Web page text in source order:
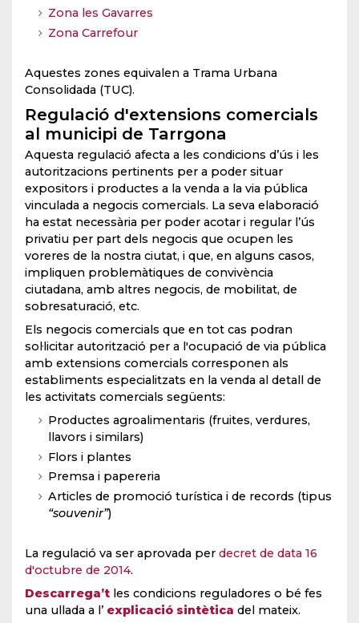
Zona les Gavarres
Zona Carrefour
Aquestes zones equivalen a Trama Urbana
Consolidada (TUC).
Regulació d'extensions comercials
al municipi de Tarrgona
Aquesta regulació afecta a les condicions d’ús i les
autoritzacions pertinents per a poder situar
expositors i productes a la venda a la via pública
vinculada a negocis comercials. La seva elaboració
ha estat necessària per poder acotar i regular l’ús
privatiu per part dels negocis que ocupen les
voreres de la nostra ciutat, i que, en alguns casos,
impliquen problemàtiques de convivència
ciutadana, amb altres negocis, de mobilitat, de
sobresaturació, etc.
Els negocis comercials que en tot cas podran
sol·licitar autorització per a l'ocupació de via pública
amb extensions comercials corresponen als
establiments especialitzats en la venda al detall de
les activitats comercials següents:
Productes agroalimentaris (fruites, verdures,
llavors i similars)
Flors i plantes
Premsa i papereria
Articles de promoció turística i de records (tipus
“souvenir”)
La regulació va ser aprovada per decret de data 16
d'octubre de 2014.
Descarrega’t les condicions reguladores o bé fes
una ullada a l’ explicació sintètica del mateix.